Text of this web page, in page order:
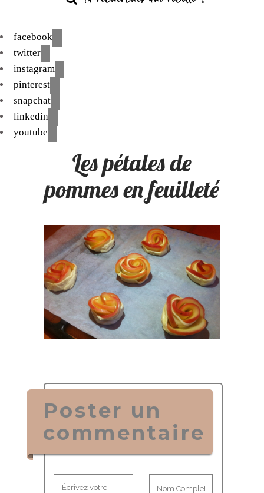
facebook
twitter
instagram
pinterest
snapchat
linkedin
youtube
Les pétales de
pommes en feuilleté
Poster un
commentaire